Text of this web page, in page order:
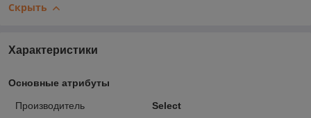
Скрыть
Характеристики
Основные атрибуты
Производитель
Select